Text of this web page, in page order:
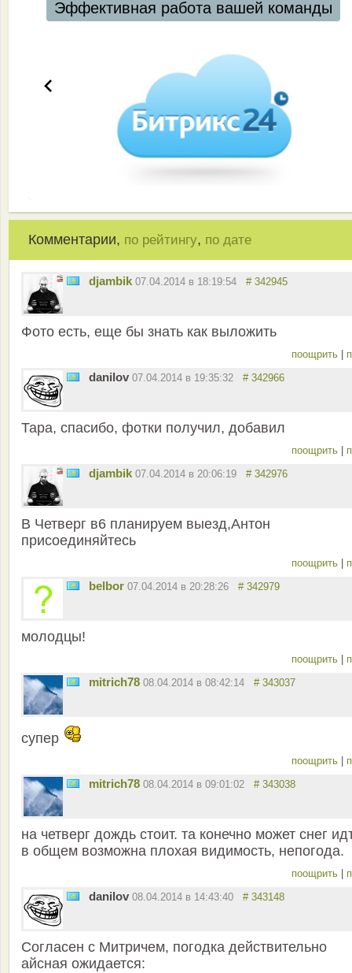
Эффективная работа вашей команды
Комментарии, по рейтингу, по дате
djambik 07.04.2014 в 18:19:54 # 342945
Фото есть, еще бы знать как выложить
поощрить
danilov 07.04.2014 в 19:35:32 # 342966
Тара, спасибо, фотки получил, добавил
поощрить
djambik 07.04.2014 в 20:06:19 # 342976
В Четверг в6 планируем выезд,Антон
присоединяйтесь
поощрить
belbor 07.04.2014 в 20:28:26 # 342979
молодцы!
поощрить
mitrich78 08.04.2014 в 08:42:14 # 343037
супер
поощрить
mitrich78 08.04.2014 в 09:01:02 # 343038
на четверг дождь стоит. та конечно может снег
в общем возможна плохая видимость, непогода.
поощрить
danilov 08.04.2014 в 14:43:40 # 343148
Согласен с Митричем, погодка действительно
айсная ожидается: